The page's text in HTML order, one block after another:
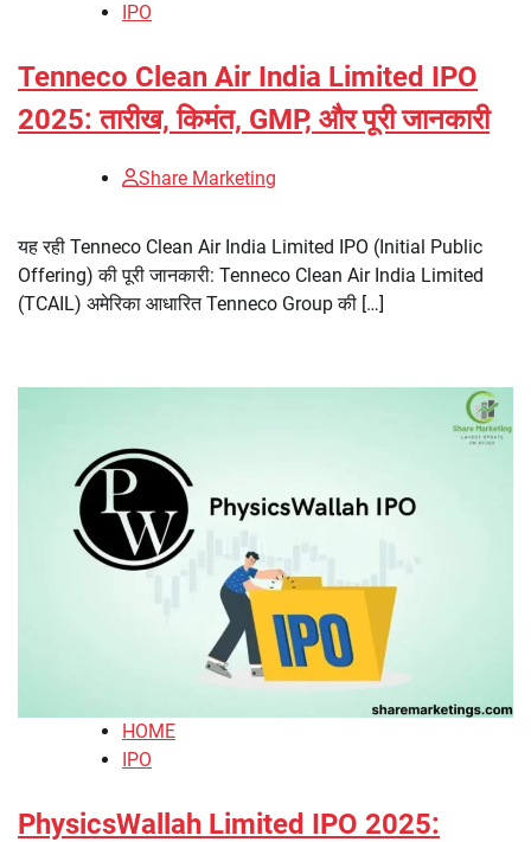
IPO
Tenneco Clean Air India Limited IPO
2025: तारीख, किमंत, GMP, और पूरी जानकारी
Share Marketing
यह रही Tenneco Clean Air India Limited IPO (Initial Public
Offering) की पूरी जानकारी: Tenneco Clean Air India Limited
(TCAIL) अमेरिका आधारित Tenneco Group की […]
HOME
IPO
PhysicsWallah Limited IPO 2025: